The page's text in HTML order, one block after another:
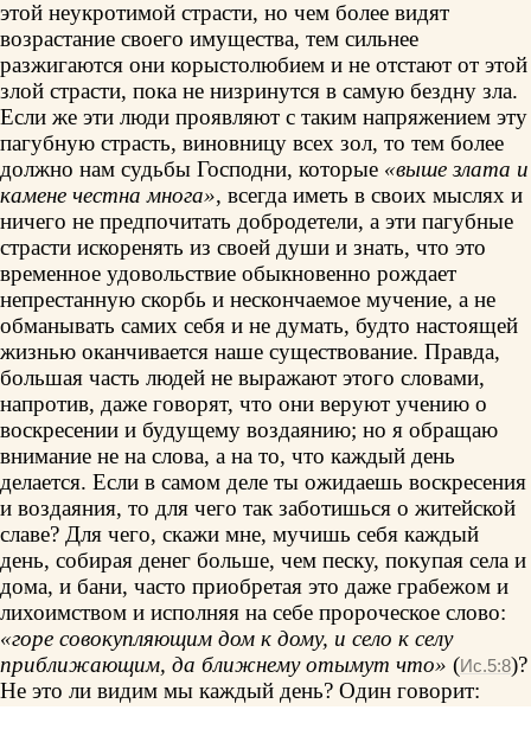
этой неукротимой страсти, но чем более видят
возрастание своего имущества, тем сильнее
разжигаются они корыстолюбием и не отстают от этой
злой страсти, пока не низринутся в самую бездну зла.
Если же эти люди проявляют с таким напряжением эту
пагубную страсть, виновницу всех зол, то тем более
должно нам судьбы Господни, которые «выше злата и
камене честна многа», всегда иметь в своих мыслях и
ничего не предпочитать добродетели, а эти пагубные
страсти искоренять из своей души и знать, что это
временное удовольствие обыкновенно рождает
непрестанную скорбь и нескончаемое мучение, а не
обманывать самих себя и не думать, будто настоящей
жизнью оканчивается наше существование. Правда,
большая часть людей не выражают этого словами,
напротив, даже говорят, что они веруют учению о
воскресении и будущему воздаянию; но я обращаю
внимание не на слова, а на то, что каждый день
делается. Если в самом деле ты ожидаешь воскресения
и воздаяния, то для чего так заботишься о житейской
славе? Для чего, скажи мне, мучишь себя каждый
день, собирая денег больше, чем песку, покупая села и
дома, и бани, часто приобретая это даже грабежом и
лихоимством и исполняя на себе пророческое слово:
«горе совокупляющим дом к дому, и село к селу
приближающим, да ближнему отымут что» (Ис.5:8)?
Не это ли видим мы каждый день? Один говорит: